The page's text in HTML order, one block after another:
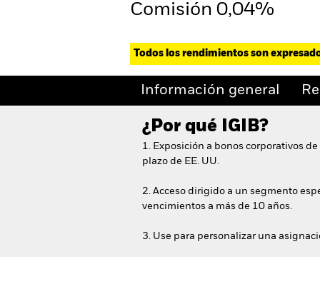
Comisión 0,04%
Todos los rendimientos son
Información general
¿Por qué IGIB?
1. Exposición a bonos corporativos
plazo de EE. UU.
2. Acceso dirigido a un segmento
vencimientos a más de 10 años.
3. Use para personalizar una